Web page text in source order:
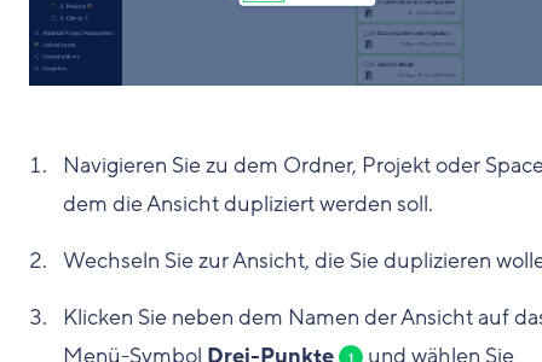
Navigieren Sie zu dem Ordner, Projekt oder
dem die Ansicht dupliziert werden soll.
Wechseln Sie zur Ansicht, die Sie duplizieren
Klicken Sie neben dem Namen der Ansicht auf
Menü-Symbol Drei-Punkte 1 und wählen Sie